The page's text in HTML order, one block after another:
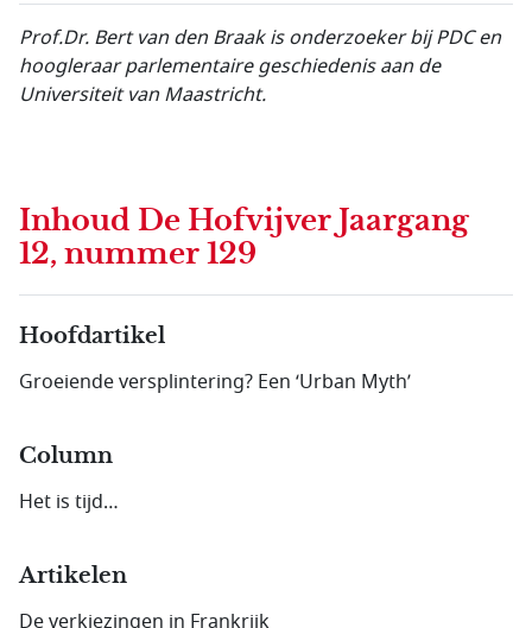
Prof.Dr. Bert van den Braak is onderzoeker bij PDC en
hoogleraar parlementaire geschiedenis aan de
Universiteit van Maastricht.
Inhoud De Hofvijver Jaargang
12, nummer 129
Hoofdartikel
Groeiende versplintering? Een ‘Urban Myth’
Column
Het is tijd…
Artikelen
De verkiezingen in Frankrijk